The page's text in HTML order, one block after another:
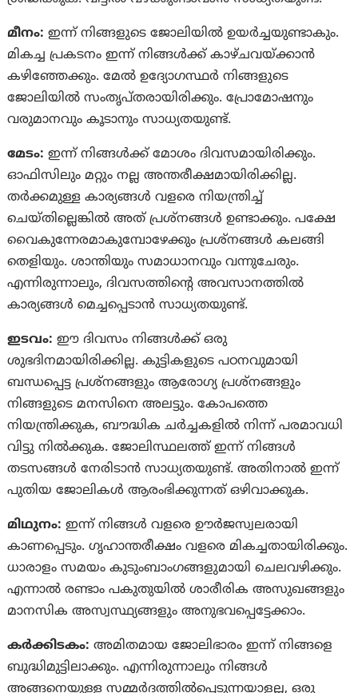
മീനം: ഇന്ന് നിങ്ങളുടെ ജോലിയിൽ ഉയർച്ചയുണ്ടാകും.
മികച്ച പ്രകടനം ഇന്ന് നിങ്ങൾക്ക് കാഴ്‌ചവയ്‌ക്കാൻ
കഴിഞ്ഞേക്കും. മേൽ ഉദ്യോഗസ്ഥർ നിങ്ങളുടെ
ജോലിയിൽ സംതൃപ്‌തരായിരിക്കും. പ്രോമോഷനും
വരുമാനവും കൂടാനും സാധ്യതയുണ്ട്.
മേടം: ഇന്ന് നിങ്ങൾക്ക് മോശം ദിവസമായിരിക്കും.
ഓഫിസിലും മറ്റും നല്ല അന്തരീക്ഷമായിരിക്കില്ല.
തർക്കമുള്ള കാര്യങ്ങൾ വളരെ നിയന്ത്രിച്ച്‌
ചെയ്‌തില്ലെങ്കിൽ അത്‌ പ്രശ്‌നങ്ങൾ ഉണ്ടാക്കും. പക്ഷേ
വൈകുന്നേരമാകുമ്പോഴേക്കും പ്രശ്‌നങ്ങള്‍ കലങ്ങി
തെളിയും. ശാന്തിയും സമാധാനവും വന്നുചേരും.
എന്നിരുന്നാലും, ദിവസത്തിൻ്റെ അവസാനത്തിൽ
കാര്യങ്ങൾ മെച്ചപ്പെടാൻ സാധ്യതയുണ്ട്.
ഇടവം: ഈ ദിവസം നിങ്ങൾക്ക് ഒരു
ശുഭദിനമായിരിക്കില്ല. കുട്ടികളുടെ പഠനവുമായി
ബന്ധപ്പെട്ട പ്രശ്‌നങ്ങളും ആരോഗ്യ പ്രശ്‌നങ്ങളും
നിങ്ങളുടെ മനസിനെ അലട്ടും. കോപത്തെ
നിയന്ത്രിക്കുക, ബൗദ്ധിക ചർച്ചകളിൽ നിന്ന് പരമാവധി
വിട്ടു നിൽക്കുക. ജോലിസ്ഥലത്ത് ഇന്ന് നിങ്ങൾ
തടസങ്ങൾ നേരിടാൻ സാധ്യതയുണ്ട്. അതിനാൽ ഇന്ന്
പുതിയ ജോലികൾ ആരംഭിക്കുന്നത് ഒഴിവാക്കുക.
മിഥുനം: ഇന്ന് നിങ്ങൾ വളരെ ഊർജസ്വലരായി
കാണപ്പെടും. ഗൃഹാന്തരീക്ഷം വളരെ മികച്ചതായിരിക്കും.
ധാരാളം സമയം കുടുംബാംഗങ്ങളുമായി ചെലവഴിക്കും.
എന്നാൽ രണ്ടാം പകുതുയിൽ ശാരീരിക അസുഖങ്ങളും
മാനസിക അസ്വസ്ഥ്യങ്ങളും അനുഭവപ്പെട്ടേക്കാം.
കര്‍ക്കിടകം:അമിതമായ ജോലിഭാരം ഇന്ന് നിങ്ങളെ
ബുദ്ധിമുട്ടിലാക്കും. എന്നിരുന്നാലും നിങ്ങൾ
അങ്ങനെയുള്ള സമ്മർദത്തിൽപ്പെടുന്നയാളല്ല, ഒരു